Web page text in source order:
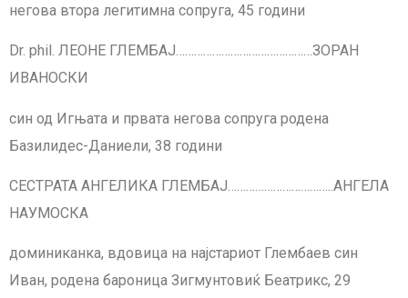
негова втора легитимна сопруга, 45 години
Dr. phil. ЛЕОНЕ ГЛЕМБАЈ………………………………………ЗОРАН
ИВАНОСКИ
син од Игњата и првата негова сопруга родена
Базилидес-Даниели, 38 години
СЕСТРАТА АНГЕЛИКА ГЛЕМБАЈ……………………………..АНГЕЛА
НАУМОСКА
доминиканка, вдовица на најстариот Глембаев син
Иван, родена бароница Зигмунтовиќ Беатрикс, 29